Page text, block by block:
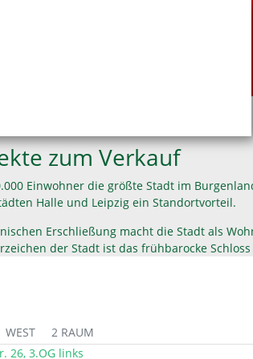
zum Verkauf
Einwohner die größte Stadt im
Halle und Leipzig ein Standortvorteil.
Erschließung macht die Stadt als
der Stadt ist das frühbarocke
WEST 2 RAUM